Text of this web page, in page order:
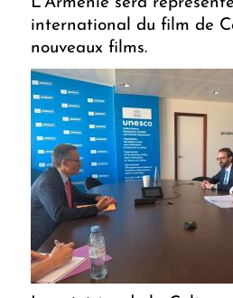
international du film de
nouveaux films.